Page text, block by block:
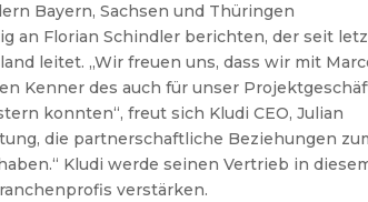
Bayern, Sachsen und Thüringen
an Florian Schindler berichten, der seit
leitet. „Wir freuen uns, dass wir mit
Kenner des auch für unser
konnten“, freut sich Kludi CEO, Julian
die partnerschaftliche Beziehungen
Kludi werde seinen Vertrieb in
verstärken.